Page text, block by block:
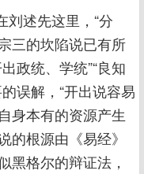
刘述先这里，“分
三的坎陷说已有所
政统、学统”“良知
误解，“开出说容易
身本有的资源产生
根源由《易经》
黑格尔的辩证法，